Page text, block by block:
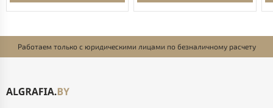
Работаем только с юридическими лицами по безналичному расчету